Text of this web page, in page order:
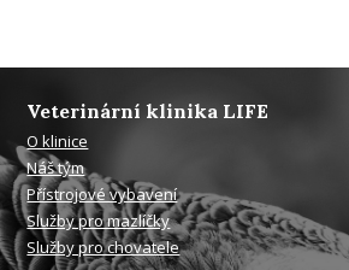
Veterinární klinika LIFE
O klinice
Náš tým
Přístrojové vybavení
Služby pro mazlíčky
Služby pro chovatele